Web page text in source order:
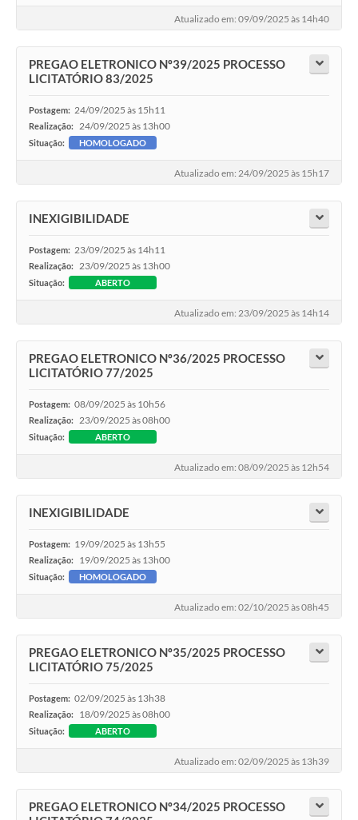
Atualizado em: 09/09/2025 às 14h40
PREGAO ELETRONICO Nº39/2025 PROCESSO
LICITATÓRIO 83/2025
Postagem: 24/09/2025 às 15h11
Realização: 24/09/2025 às 13h00
Situação: HOMOLOGADO
Atualizado em: 24/09/2025 às 15h17
INEXIGIBILIDADE
Postagem: 23/09/2025 às 14h11
Realização: 23/09/2025 às 13h00
Situação: ABERTO
Atualizado em: 23/09/2025 às 14h14
PREGAO ELETRONICO Nº36/2025 PROCESSO
LICITATÓRIO 77/2025
Postagem: 08/09/2025 às 10h56
Realização: 23/09/2025 às 08h00
Situação: ABERTO
Atualizado em: 08/09/2025 às 12h54
INEXIGIBILIDADE
Postagem: 19/09/2025 às 13h55
Realização: 19/09/2025 às 13h00
Situação: HOMOLOGADO
Atualizado em: 02/10/2025 às 08h45
PREGAO ELETRONICO Nº35/2025 PROCESSO
LICITATÓRIO 75/2025
Postagem: 02/09/2025 às 13h38
Realização: 18/09/2025 às 08h00
Situação: ABERTO
Atualizado em: 02/09/2025 às 13h39
PREGAO ELETRONICO Nº34/2025 PROCESSO